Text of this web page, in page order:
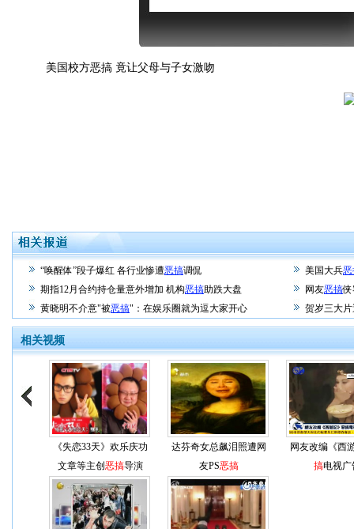
美国校方恶搞 竟让父母与子女激吻
“唤醒体”段子爆红 各行业惨遭恶搞调侃 美国大兵
期指12月合约持仓量意外增加 机构恶搞助跌大盘 网友恶搞
黄晓明不介意"被恶搞"：在娱乐圈就为逗大家开心 贺岁三大
相关视频
《失恋33天》欢乐庆功
文章等主创 恶搞导演
达芬奇女总飙泪照遭网
友PS恶搞
网友改编《西
搞电视广